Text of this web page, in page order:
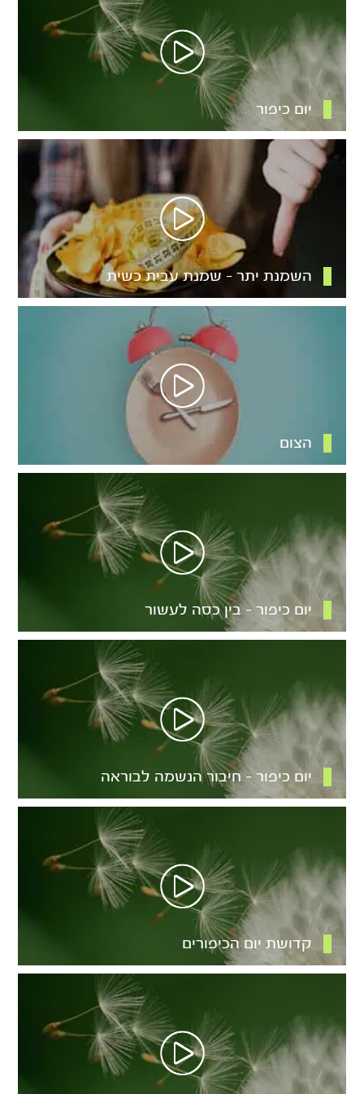
יום כיפור
השמנת יתר – שמנת עבית כשית
הצום
יום כיפור – בין כסה לעשור
יום כיפור – חיבור הנשמה לבוראה
קדושת יום הכיפורים